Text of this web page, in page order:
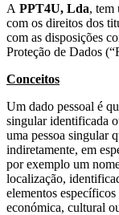
A PPT4U, Lda, tem
com os direitos dos
com as disposições
Proteção de Dados
Conceitos
Um dado pessoal é
singular identificada
uma pessoa singular
indiretamente, em
por exemplo um
localização,
elementos
económica, cultural